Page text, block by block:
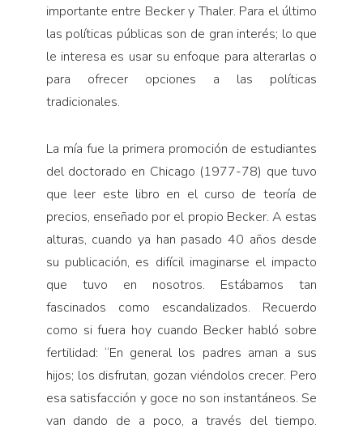
importante entre Becker y Thaler. Para el último
las políticas públicas son de gran interés; lo que
le interesa es usar su enfoque para alterarlas o
para ofrecer opciones a las políticas
tradicionales.
La mía fue la primera promoción de estudiantes
del doctorado en Chicago (1977-78) que tuvo
que leer este libro en el curso de teoría de
precios, enseñado por el propio Becker. A estas
alturas, cuando ya han pasado 40 años desde
su publicación, es difícil imaginarse el impacto
que tuvo en nosotros. Estábamos tan
fascinados como escandalizados. Recuerdo
como si fuera hoy cuando Becker habló sobre
fertilidad: “En general los padres aman a sus
hijos; los disfrutan, gozan viéndolos crecer. Pero
esa satisfacción y goce no son instantáneos. Se
van dando de a poco, a través del tiempo.